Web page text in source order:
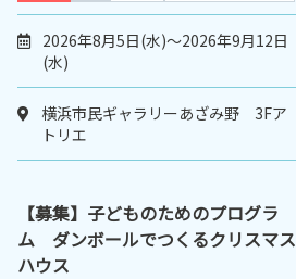
2026年8月5日(水)～2026年9月12日
(水)
横浜市民ギャラリーあざみ野 3Fア
トリエ
【募集】子どものためのプログラ
ム ダンボールでつくるクリスマス
ハウス